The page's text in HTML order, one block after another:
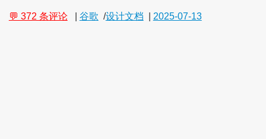
💬 372 条评论 谷歌 /设计文档 2025-07-13